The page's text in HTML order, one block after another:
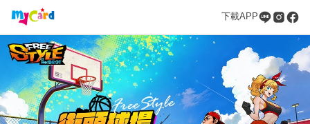
下載APP